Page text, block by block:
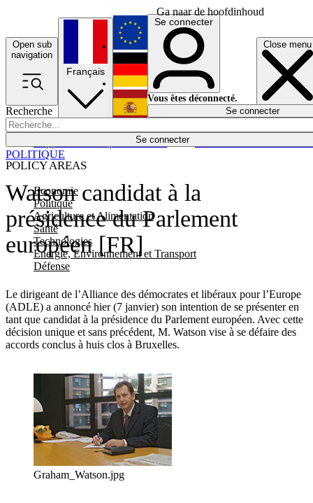
Ga naar de hoofdinhoud
Open sub
navigation
Close menu
Recherche
Se connecter
POLICY AREAS
Economie
Politique
Agriculture et Alimentation
Santé
Technologies
Energie, Environnement et Transport
Défense
Économie
Français
English
Deutsch
Español
Se connecter
Vous êtes déconnecté.
Se connecter
Watson candidat à la
présidence du Parlement
européen [FR]
Le dirigeant de l’Alliance des démocrates et libéraux pour l’Europe
(ADLE) a annoncé hier (7 janvier) son intention de se présenter en
tant que candidat à la présidence du Parlement européen. Avec cette
décision unique et sans précédent, M. Watson vise à se défaire des
accords conclus à huis clos à Bruxelles.
POLITIQUE
Graham_Watson.jpg